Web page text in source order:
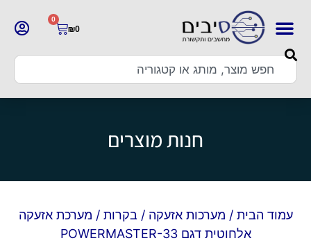
₪0
0
חנות מוצרים
עמוד הבית / מערכות אזעקה / בקרות / מערכת אזעקה
אלחוטית דגם POWERMASTER-33